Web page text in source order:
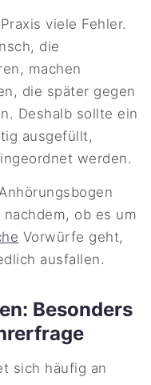
viele Fehler.
die
machen
die später gegen
Deshalb sollte ein
ausgefüllt,
werden.
nachdem, ob es um
Vorwürfe geht,
ausfallen.
Besonders
sich häufig an